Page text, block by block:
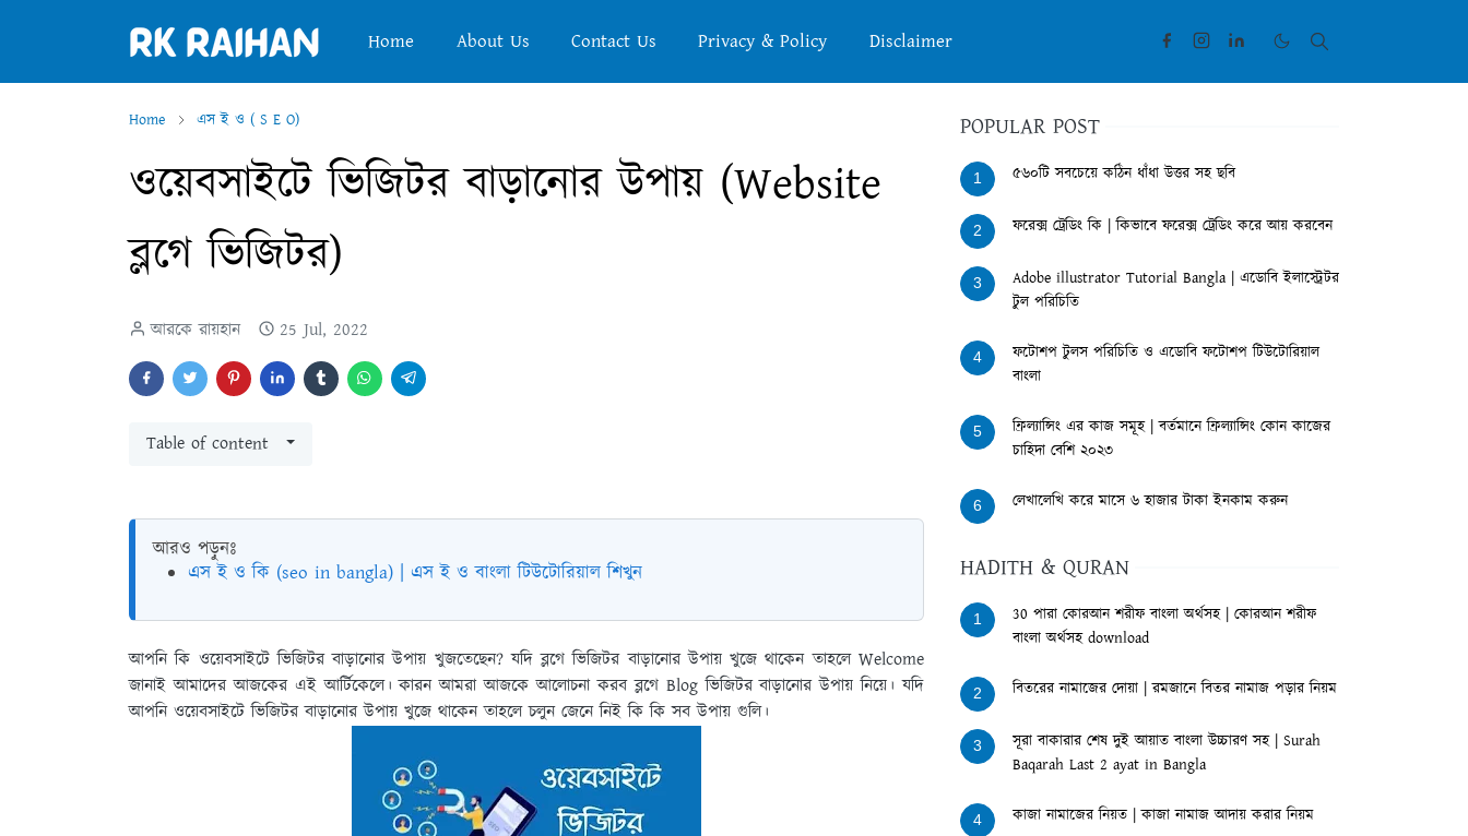
Home About Us Contact Us Privacy & Policy Disclaimer
Home এস ই ও ( S E O)
ওয়েবসাইটে ভিজিটর বাড়ানোর উপায় (Website
ব্লগে ভিজিটর)
আরকে রায়হান 25 Jul, 2022
Table of content
আরও পড়ুনঃ
এস ই ও কি (seo in bangla) | এস ই ও বাংলা টিউটোরিয়াল শিখুন
আপনি কি ওয়েবসাইটে ভিজিটর বাড়ানোর উপায় খুজতেছেন? যদি ব্লগে ভিজিটর বাড়ানোর উপায় খুজে থাকেন তাহলে Welcome
জানাই আমাদের আজকের এই আর্টিকেলে। কারন আমরা আজকে আলোচনা করব ব্লগে Blog ভিজিটর বাড়ানোর উপায় নিয়ে। যদি
আপনি ওয়েবসাইটে ভিজিটর বাড়ানোর উপায় খুজে থাকেন তাহলে চলুন জেনে নিই কি কি সব উপায় গুলি।
POPULAR POST
1 ৫৬০টি সবচেয়ে কঠিন ধাঁধা উত্তর সহ ছবি
2 ফরেক্স ট্রেডিং কি | কিভাবে ফরেক্স ট্রেডিং করে আয় করবেন
3
Adobe illustrator Tutorial Bangla | এডোবি ইলাস্ট্রেটর
টুল পরিচিতি
4
ফটোশপ টুলস পরিচিতি ও এডোবি ফটোশপ টিউটোরিয়াল
বাংলা
5
ফ্রিল্যান্সিং এর কাজ সমূহ | বর্তমানে ফ্রিল্যান্সিং কোন কাজের
চাহিদা বেশি ২০২৩
6 লেখালেখি করে মাসে ৬ হাজার টাকা ইনকাম করুন
HADITH & QURAN
1
30 পারা কোরআন শরীফ বাংলা অর্থসহ | কোরআন শরীফ
বাংলা অর্থসহ download
2 বিতরের নামাজের দোয়া | রমজানে বিতর নামাজ পড়ার নিয়ম
3
সূরা বাকারার শেষ দুই আয়াত বাংলা উচ্চারণ সহ | Surah
Baqarah Last 2 ayat in Bangla
4 কাজা নামাজের নিয়ত | কাজা নামাজ আদায় করার নিয়ম